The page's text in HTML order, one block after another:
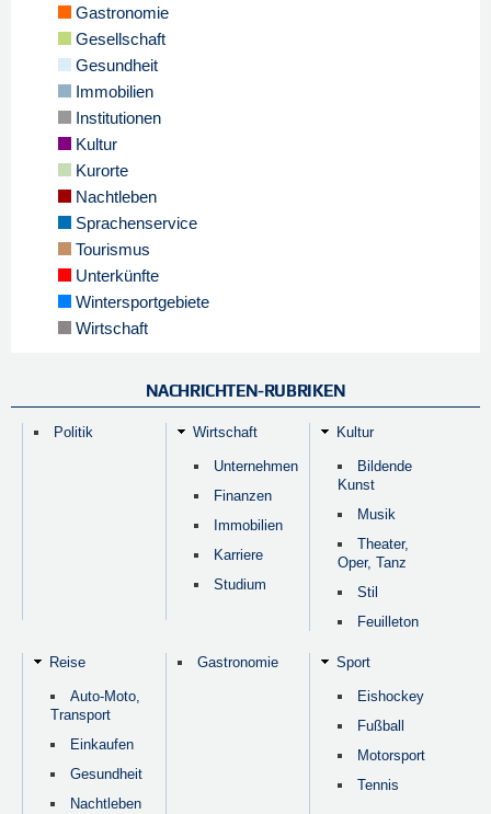
Gastronomie
Gesellschaft
Gesundheit
Immobilien
Institutionen
Kultur
Kurorte
Nachtleben
Sprachenservice
Tourismus
Unterkünfte
Wintersportgebiete
Wirtschaft
NACHRICHTEN-RUBRIKEN
Politik Wirtschaft
Unternehmen
Finanzen
Immobilien
Karriere
Studium
Kultur
Bildende
Kunst
Musik
Theater,
Oper, Tanz
Stil
Feuilleton
Reise
Auto-Moto,
Transport
Einkaufen
Gesundheit
Nachtleben
Gastronomie Sport
Eishockey
Fußball
Motorsport
Tennis